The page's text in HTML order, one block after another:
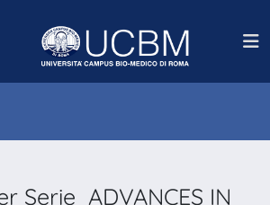
Serie ADVANCES IN